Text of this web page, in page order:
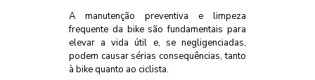
A manutenção preventiva e limpeza
frequente da bike são fundamentais para
elevar a vida útil e, se negligenciadas,
podem causar sérias consequências, tanto
à bike quanto ao ciclista.